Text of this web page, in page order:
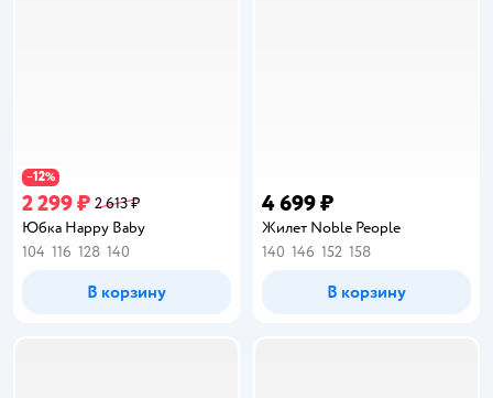
−12%
2 299 ₽ 2 613 ₽
Юбка Happy Baby
104 116 128 140
В корзину
4 699 ₽
Жилет Noble People
140 146 152 158
В корзину